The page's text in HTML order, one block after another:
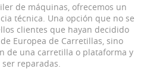
de máquinas, ofrecemos un
técnica. Una opción que no se
clientes que hayan decidido
Europea de Carretillas, sino
de una carretilla o plataforma y
reparadas.